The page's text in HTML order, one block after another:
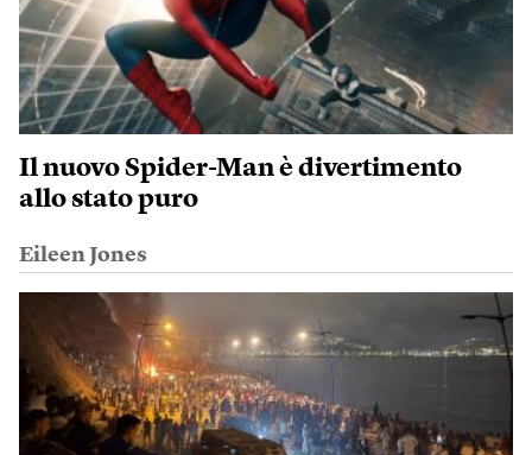
Il nuovo Spider-Man è divertimento
allo stato puro
Eileen Jones